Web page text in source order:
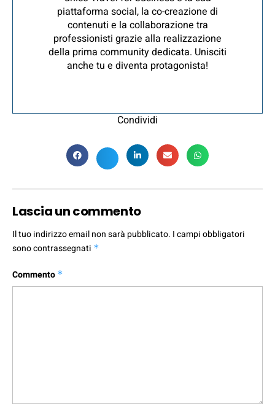
piattaforma social, la co-creazione di
contenuti e la collaborazione tra
professionisti grazie alla realizzazione
della prima community dedicata. Unisciti
anche tu e diventa protagonista!
Condividi
Lascia un commento
Il tuo indirizzo email non sarà pubblicato. I campi obbligatori
sono contrassegnati *
Commento *